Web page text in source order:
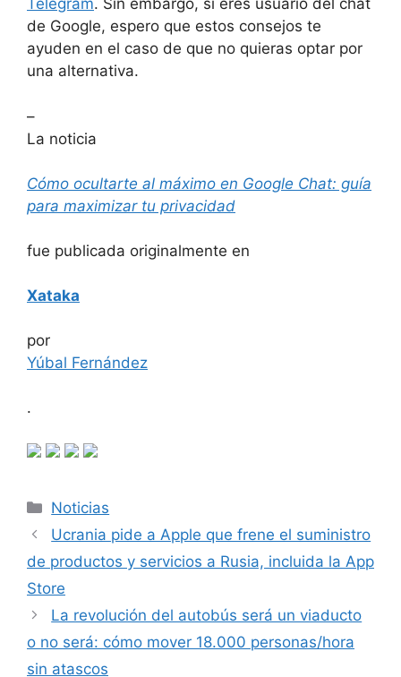
Telegram. Sin embargo, si eres usuario del chat
de Google, espero que estos consejos te
ayuden en el caso de que no quieras optar por
una alternativa.
–
La noticia
Cómo ocultarte al máximo en Google Chat: guía
para maximizar tu privacidad
fue publicada originalmente en
Xataka
por
Yúbal Fernández
.
Categorías
Noticias
Ucrania pide a Apple que frene el suministro
de productos y servicios a Rusia, incluida la App
Store
La revolución del autobús será un viaducto
o no será: cómo mover 18.000 personas/hora
sin atascos